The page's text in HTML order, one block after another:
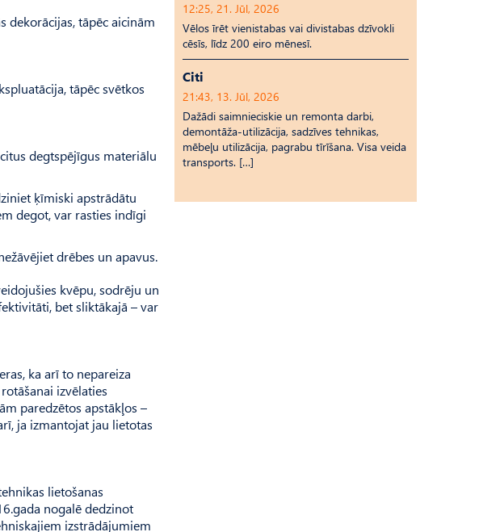
dekorācijas, tāpēc aicinām
tāpēc svētkos
degtspējīgus materiālu
ķīmiski apstrādātu
degot, var rasties indīgi
drēbes un apavus.
kvēpu, sodrēju un
bet sliktākajā – var
ka arī to nepareiza
izvēlaties
paredzētos apstākļos –
ja izmantojat jau lietotas
lietošanas
nogalē dedzinot
izstrādājumiem
12:25, 21. Jūl, 2026
Vēlos īrēt vienistabas vai divistabas dzīvokli
cēsīs, līdz 200 eiro mēnesī.
Citi
21:43, 13. Jūl, 2026
Dažādi saimnieciskie un remonta darbi,
demontāža-utilizācija, sadzīves tehnikas,
mēbeļu utilizācija, pagrabu tīrīšana. Visa veida
transports. […]